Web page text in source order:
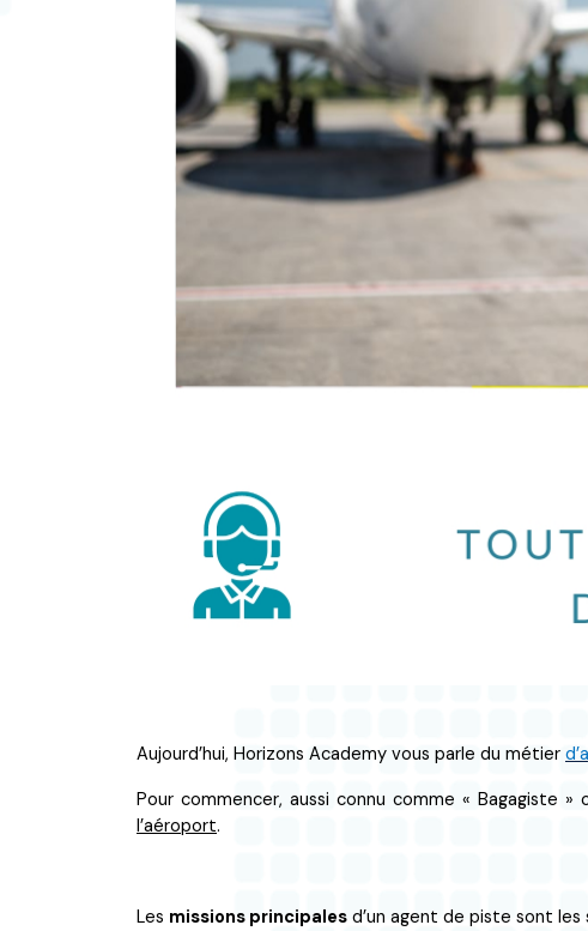
Aujourd’hui, Horizons Academy vous parle du métier
Pour commencer, aussi connu comme « Bagagiste
l’aéroport.
Les missions principales d’un agent de piste sont les